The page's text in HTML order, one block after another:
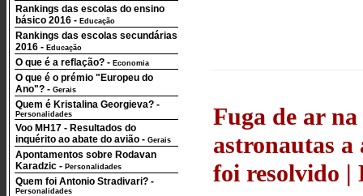
Rankings das escolas do ensino
básico 2016 - Educação
Rankings das escolas secundárias
2016 - Educação
O que é a reflação? - Economia
O que é o prémio "Europeu do
Ano"? - Gerais
Quem é Kristalina Georgieva? -
Personalidades
Voo MH17 - Resultados do
inquérito ao abate do avião - Gerais
Apontamentos sobre Rodavan
Karadzic - Personalidades
Quem foi Antonio Stradivari? -
Personalidades
Fuga de ar
astronautas
foi resolvido |